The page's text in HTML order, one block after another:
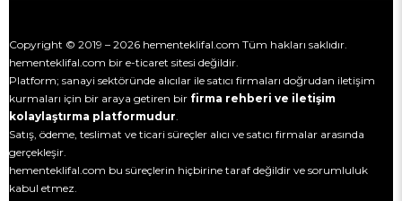
Copyright © 2019 – 2026 hementeklifal.com Tüm hakları saklıdır.
hementeklifal.com bir e-ticaret sitesi değildir.
Platform; sanayi sektöründe alıcılar ile satıcı firmaları doğrudan iletişim
kurmaları için bir araya getiren bir firma rehberi ve iletişim
kolaylaştırma platformudur
Satış, ödeme, teslimat ve ticari süreçler alıcı ve satıcı firmalar arasında
gerçekleşir.
hementeklifal.com bu süreçlerin hiçbirine taraf değildir ve sorumluluk
kabul etmez.